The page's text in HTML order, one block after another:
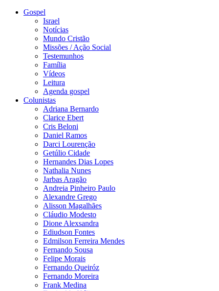
Gospel
Israel
Notícias
Mundo Cristão
Missões / Ação Social
Testemunhos
Família
Vídeos
Leitura
Agenda gospel
Colunistas
Adriana Bernardo
Clarice Ebert
Cris Beloni
Daniel Ramos
Darci Lourenção
Getúlio Cidade
Hernandes Dias Lopes
Nathalia Nunes
Jarbas Aragão
Andreia Pinheiro Paulo
Alexandre Grego
Alisson Magalhães
Cláudio Modesto
Dione Alexsandra
Ediudson Fontes
Edmilson Ferreira Mendes
Fernando Sousa
Felipe Morais
Fernando Queiróz
Fernando Moreira
Frank Medina